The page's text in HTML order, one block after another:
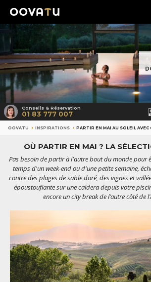
Conseils & Réservation
01 83 777 007
OOVATU INSPIRATIONS PARTIR EN MAI AU SOLEIL AVEC
OÙ PARTIR EN MAI ? LA
Pas besoin de partir à l'autre bout du monde pour
temps d'un week-end ou d'une petite semaine,
contre des plages de sable doré, des vignes et
époustouflante sur une caldera depuis votre
encore un city break de l’autre côté de